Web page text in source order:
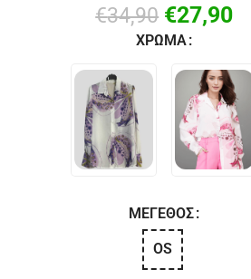
€34,90 €27,90
ΧΡΏΜΑ
ΜΈΓΕΘΟΣ
OS